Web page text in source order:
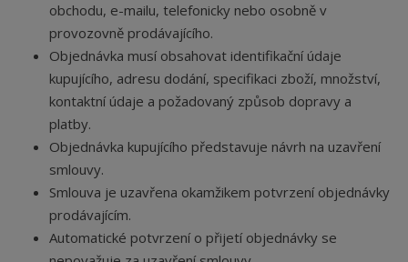
obchodu, e-mailu, telefonicky nebo osobně v
provozovně prodávajícího.
Objednávka musí obsahovat identifikační údaje
kupujícího, adresu dodání, specifikaci zboží, množství,
kontaktní údaje a požadovaný způsob dopravy a
platby.
Objednávka kupujícího představuje návrh na uzavření
smlouvy.
Smlouva je uzavřena okamžikem potvrzení objednávky
prodávajícím.
Automatické potvrzení o přijetí objednávky se